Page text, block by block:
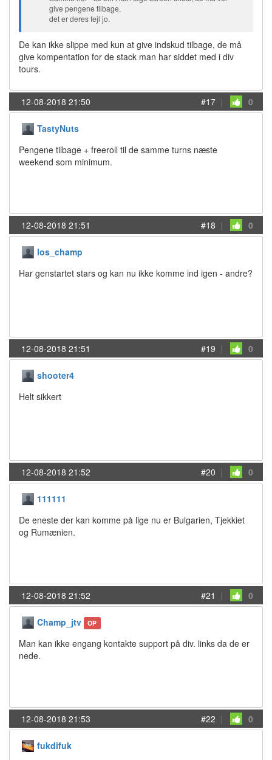
give pengene tilbage,
det er deres fejl jo.
De kan ikke slippe med kun at give indskud tilbage, de må
give kompentation for de stack man har siddet med i div
tours.
12-08-2018 21:50 #17 | 0
TastyNuts
Pengene tilbage + freeroll til de samme turns næste
weekend som minimum.
12-08-2018 21:51 #18 | 0
los_champ
Har genstartet stars og kan nu ikke komme ind igen - andre?
12-08-2018 21:51 #19 | 0
shooter4
Helt sikkert
12-08-2018 21:52 #20 | 0
111111
De eneste der kan komme på lige nu er Bulgarien, Tjekkiet
og Rumænien.
12-08-2018 21:52 #21 | 0
Champ_jtv OP
Man kan ikke engang kontakte support på div. links da de er
nede.
12-08-2018 21:53 #22 | 0
fukdifuk